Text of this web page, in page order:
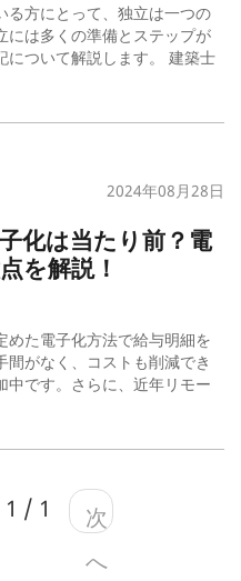
る方にとって、独立は一つの
には多くの準備とステップが
について解説します。 建築士
2024年08月28日
化は当たり前？電
を解説！
めた電子化方法で給与明細を
がなく、コストも削減でき
中です。さらに、近年リモー
/ 1
次
へ